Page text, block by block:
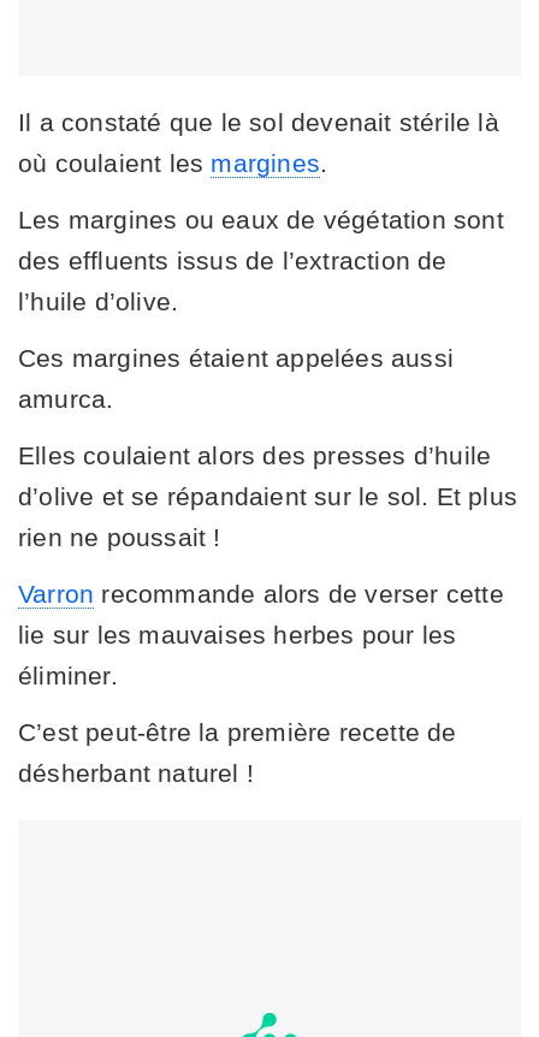
Il a constaté que le sol devenait stérile là
où coulaient les margines.
Les margines ou eaux de végétation sont
des effluents issus de l’extraction de
l’huile d’olive.
Ces margines étaient appelées aussi
amurca.
Elles coulaient alors des presses d’huile
d’olive et se répandaient sur le sol. Et plus
rien ne poussait !
Varron recommande alors de verser cette
lie sur les mauvaises herbes pour les
éliminer.
C’est peut-être la première recette de
désherbant naturel !